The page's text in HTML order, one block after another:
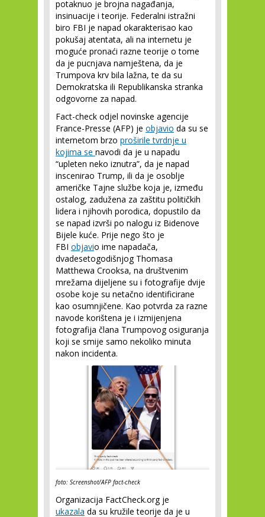
potaknuo je brojna nagađanja,
insinuacije i teorije. Federalni istražni
biro FBI je napad okarakterisao kao
pokušaj atentata, ali na internetu je
moguće pronaći razne teorije o tome
da je pucnjava namještena, da je
Trumpova krv bila lažna, te da su
Demokratska ili Republikanska stranka
odgovorne za napad.
Fact-check odjel novinske agencije
France-Presse (AFP) je objavio da su se
internetom brzo proširile tvrdnje u
kojima se navodi da je u napadu
“upleten neko iznutra”, da je napad
inscenirao Trump, ili da je osoblje
američke Tajne službe koja je, između
ostalog, zadužena za zaštitu političkih
lidera i njihovih porodica, dopustilo da
se napad izvrši po nalogu iz Bidenove
Bijele kuće. Prije nego što je
FBI objavio ime napadača,
dvadesetogodišnjog Thomasa
Matthewa Crooksa, na društvenim
mrežama dijeljene su i fotografije dvije
osobe koje su netačno identificirane
kao osumnjičene. Kao potvrda za razne
navode korištena je i izmijenjena
fotografija člana Trumpovog osiguranja
koji se smije samo nekoliko minuta
nakon incidenta.
foto: Screenshot/AFP fact-check
Organizacija FactCheck.org je
ukazala da su kružile teorije da je u